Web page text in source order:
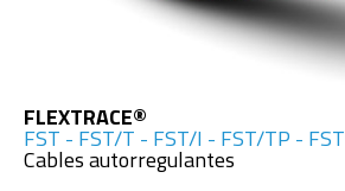
FLEXTRACE®
FST - FST/T - FST/I - FST/TP - FST
Cables autorregulantes